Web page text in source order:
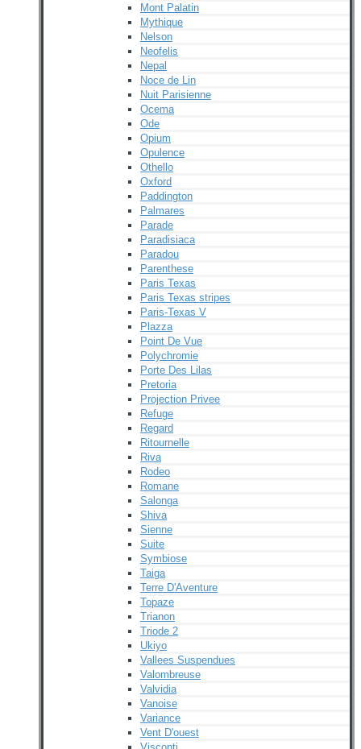
Mont Palatin
Mythique
Nelson
Neofelis
Nepal
Noce de Lin
Nuit Parisienne
Ocema
Ode
Opium
Opulence
Othello
Oxford
Paddington
Palmares
Parade
Paradisiaca
Paradou
Parenthese
Paris Texas
Paris Texas stripes
Paris-Texas V
Plazza
Point De Vue
Polychromie
Porte Des Lilas
Pretoria
Projection Privee
Refuge
Regard
Ritournelle
Riva
Rodeo
Romane
Salonga
Shiva
Sienne
Suite
Symbiose
Taiga
Terre D'Aventure
Topaze
Trianon
Triode 2
Ukiyo
Vallees Suspendues
Valombreuse
Valvidia
Vanoise
Variance
Vent D'ouest